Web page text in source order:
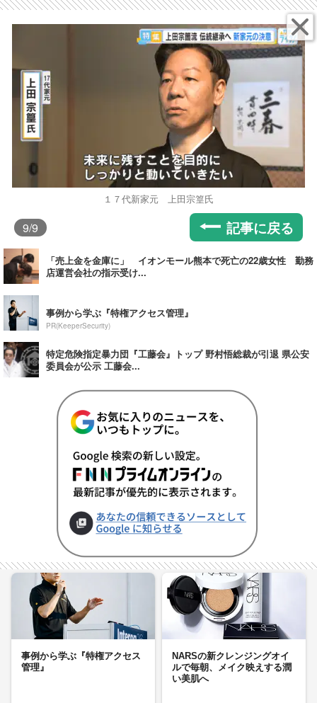
１７代新家元 上田宗篁氏
9/9 記事に戻る
「売上金を金庫に」 イオンモール熊本で死亡の22歳女性 勤務
店運営会社の指示受け...
事例から学ぶ『特権アクセス管理』
PR(KeeperSecurity)
特定危険指定暴力団『工藤会』トップ 野村悟総裁が引退 県公安
委員会が公示 工藤会...
事例から学ぶ『特権アクセス
管理』
NARSの新クレンジングオイ
ルで毎朝、メイク映えする潤
い美肌へ